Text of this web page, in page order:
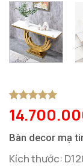
5trên 5
dựa trên
1
Bàn decor mạ
Kích thước: